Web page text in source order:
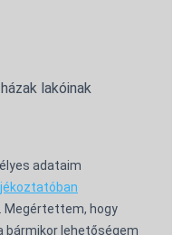
lakóinak
adataim
hogy
bármikor lehetőségem